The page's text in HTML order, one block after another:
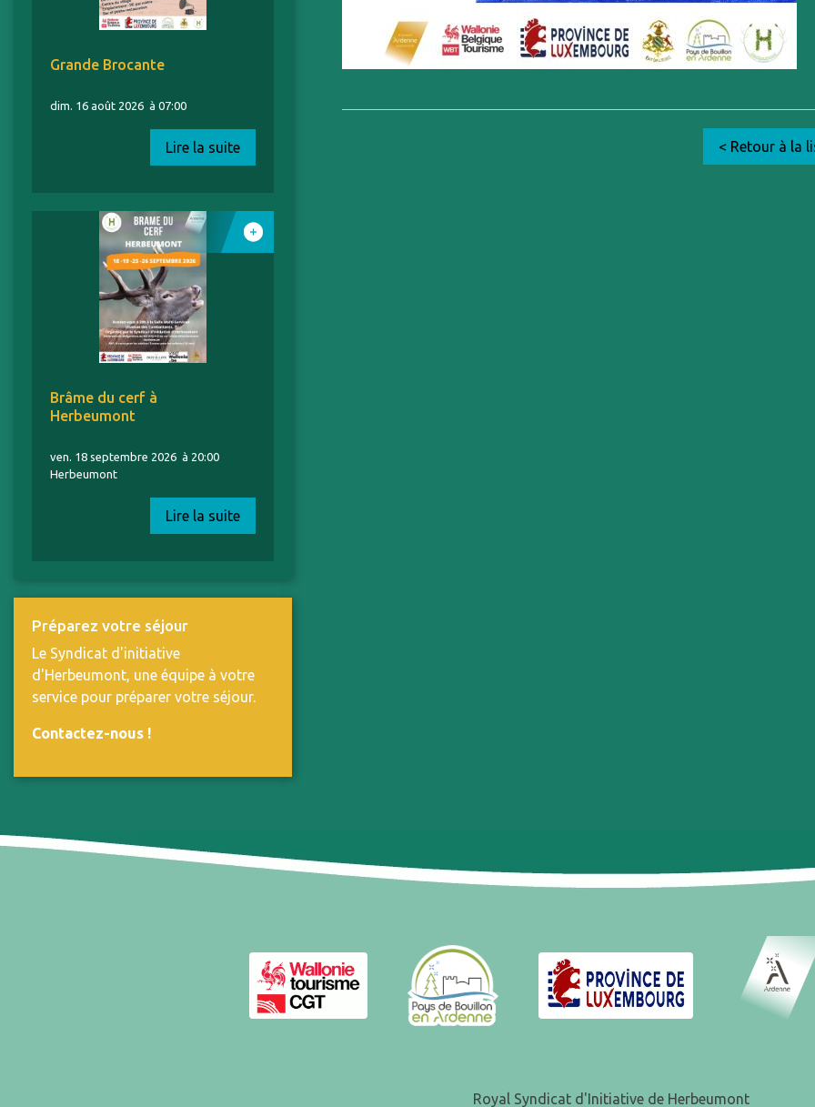
< Retour à la
Grande Brocante
dim. 16 août 2026 à 07:00
Lire la suite
Brâme du cerf à
Herbeumont
ven. 18 septembre 2026 à 20:00
Herbeumont
Lire la suite
Préparez votre séjour
Le Syndicat d'initiative
d'Herbeumont, une équipe à votre
service pour préparer votre séjour.
Contactez-nous !
Royal Syndicat d'Initiative de Herbeumont